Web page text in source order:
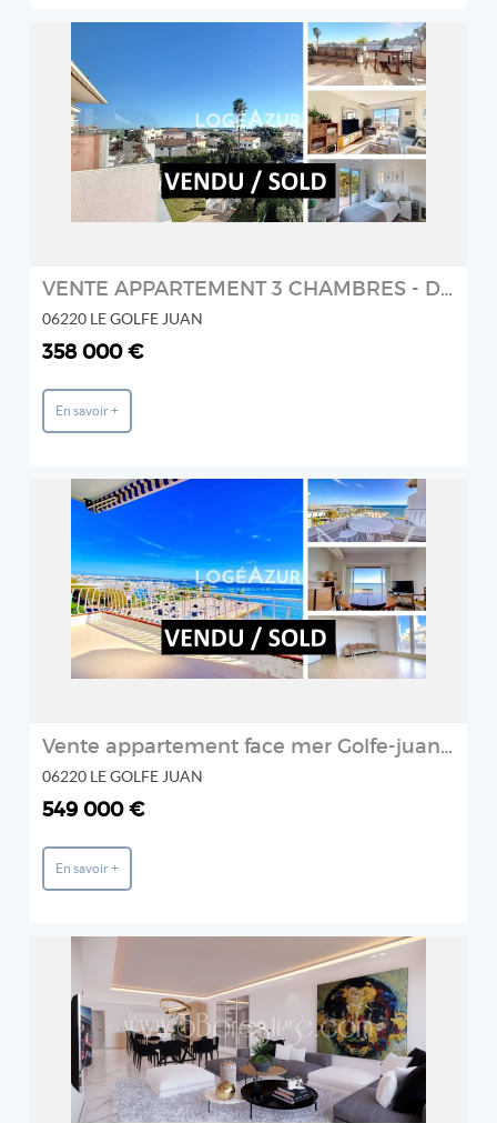
LOGÉAZUR IMMOBILIER
VENTE APPARTEMENT 3 CHAMBRES - DERNIER ÉTAGE - GOLFE JUAN
06220 LE GOLFE JUAN
358 000 €
En savoir +
REF: 3143082
LOGÉAZUR IMMOBILIER
Vente appartement face mer Golfe-juan en dernier étage
06220 LE GOLFE JUAN
549 000 €
En savoir +
REF: 3864922
SB Prestige